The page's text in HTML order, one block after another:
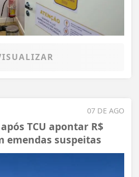
07 DE AGO
TCU apontar R$
emendas suspeitas